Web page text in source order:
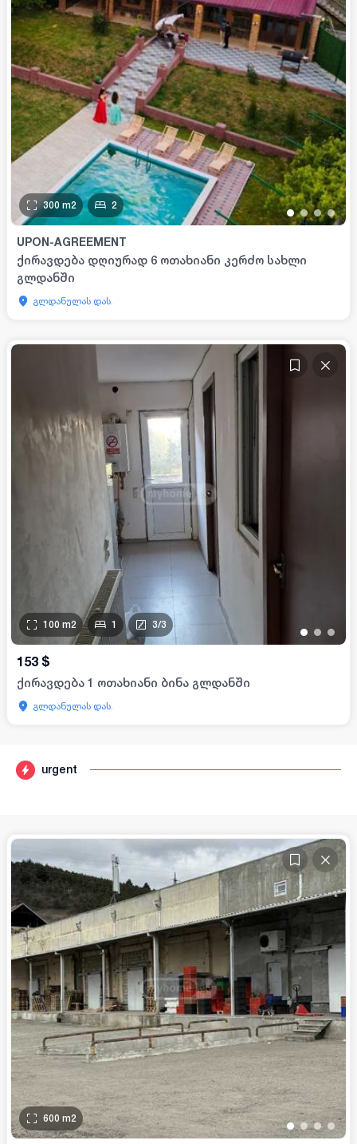
urgent
••••
300 m2 2
UPON-AGREEMENT
ქირავდება დღიურად 6 ოთახიანი კერძო სახლი
გლდანში
გლდანულას დას.
• • •
100 m2 1 3/3
153 $
ქირავდება 1 ოთახიანი ბინა გლდანში
გლდანულას დას.
••••
600 m2